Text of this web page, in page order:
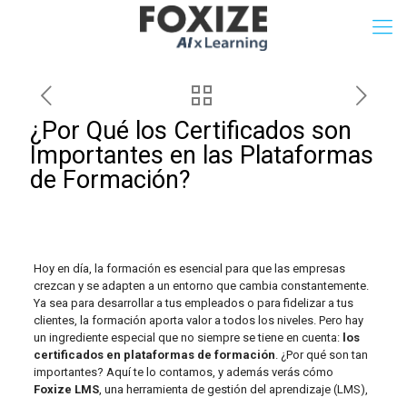
¿Por Qué los Certificados son
Importantes en las Plataformas
de Formación?
Hoy en día, la formación es esencial para que las empresas
crezcan y se adapten a un entorno que cambia constantemente.
Ya sea para desarrollar a tus empleados o para fidelizar a tus
clientes, la formación aporta valor a todos los niveles. Pero hay
un ingrediente especial que no siempre se tiene en cuenta: los
certificados en plataformas de formación. ¿Por qué son tan
importantes? Aquí te lo contamos, y además verás cómo
Foxize LMS, una herramienta de gestión del aprendizaje (LMS),